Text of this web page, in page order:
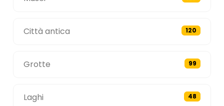
Città antica 120
Grotte 99
Laghi 48